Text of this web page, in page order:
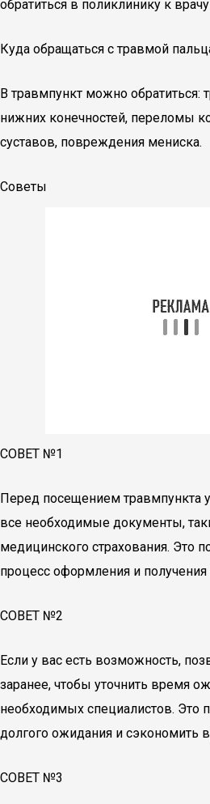
обратиться в поликлинику к
Куда обращаться с травмой
В травмпункт можно обратиться:
нижних конечностей, переломы
суставов, повреждения мениска.
Советы
СОВЕТ №1
Перед посещением травмпункта
все необходимые документы,
медицинского страхования. Это
процесс оформления и
СОВЕТ №2
Если у вас есть возможность,
заранее, чтобы уточнить время
необходимых специалистов. Это
долгого ожидания и сэкономить
СОВЕТ №3